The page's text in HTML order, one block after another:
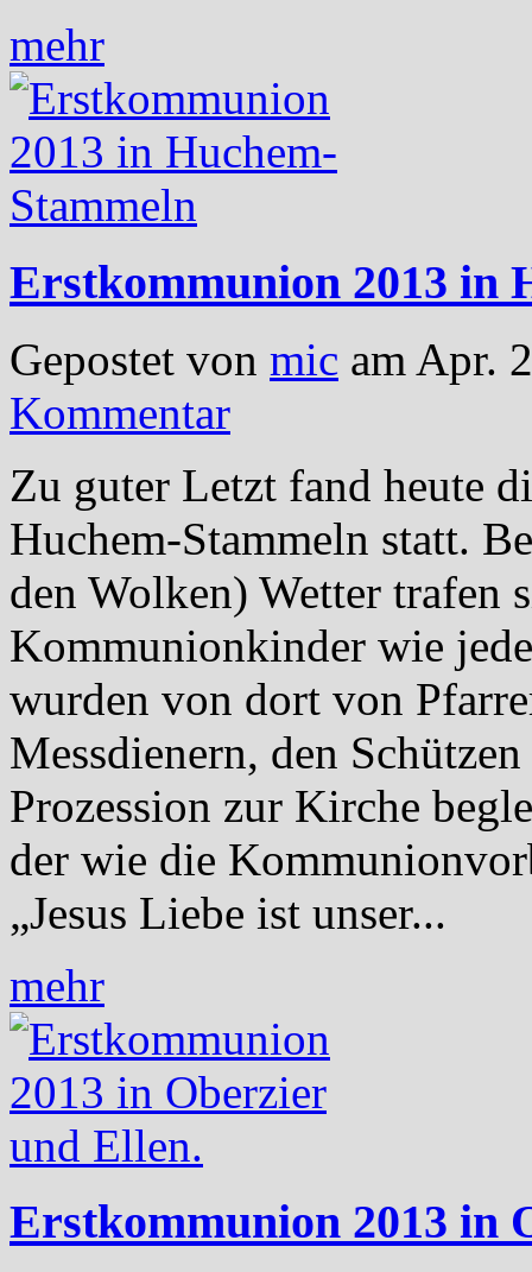
mehr
Erstkommunion 2013 in
Gepostet von mic am Apr.
Kommentar
Zu guter Letzt fand heute
Huchem-Stammeln statt.
den Wolken) Wetter trafen
Kommunionkinder wie
wurden von dort von
Messdienern, den
Prozession zur Kirche
der wie die
„Jesus Liebe ist unser...
mehr
Erstkommunion 2013 in